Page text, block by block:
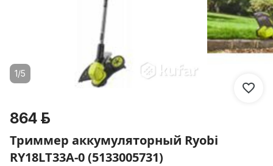
1/5
864 р.
Триммер аккумуляторный Ryobi
RY18LT33A-0 (5133005731)